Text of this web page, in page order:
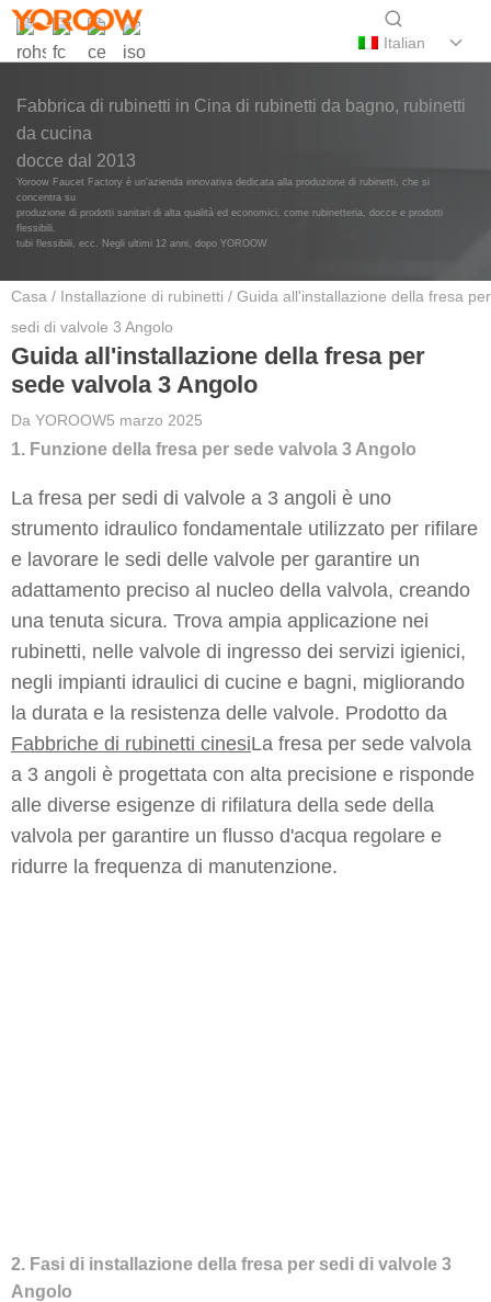
Italian
Fabbrica di rubinetti in Cina di rubinetti da bagno, rubinetti
da cucina
docce dal 2013
Yoroow Faucet Factory è un'azienda innovativa dedicata alla produzione di rubinetti, che si
concentra su
produzione di prodotti sanitari di alta qualità ed economici, come rubinetteria, docce e prodotti
flessibili.
tubi flessibili, ecc. Negli ultimi 12 anni, dopo YOROOW
Casa / Installazione di rubinetti / Guida all'installazione della fresa per
sedi di valvole 3 Angolo
Guida all'installazione della fresa per
sede valvola 3 Angolo
Da YOROOW5 marzo 2025
1. Funzione della fresa per sede valvola 3 Angolo
La fresa per sedi di valvole a 3 angoli è uno
strumento idraulico fondamentale utilizzato per rifilare
e lavorare le sedi delle valvole per garantire un
adattamento preciso al nucleo della valvola, creando
una tenuta sicura. Trova ampia applicazione nei
rubinetti, nelle valvole di ingresso dei servizi igienici,
negli impianti idraulici di cucine e bagni, migliorando
la durata e la resistenza delle valvole. Prodotto da
Fabbriche di rubinetti cinesiLa fresa per sede valvola
a 3 angoli è progettata con alta precisione e risponde
alle diverse esigenze di rifilatura della sede della
valvola per garantire un flusso d'acqua regolare e
ridurre la frequenza di manutenzione.
2. Fasi di installazione della fresa per sedi di valvole 3
Angolo